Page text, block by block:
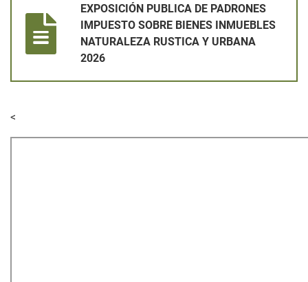
EXPOSICIÓN PUBLICA DE PADRONES
IMPUESTO SOBRE BIENES INMUEBLES
NATURALEZA RUSTICA Y URBANA
2026
<